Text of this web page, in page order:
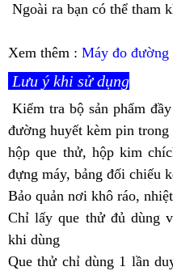
Ngoài ra bạn có thể tham
Xem thêm : Máy đo đường
Lưu ý khi sử dụng
Kiểm tra bộ sản phẩm
đường huyết kèm pin trong
hộp que thử, hộp kim
đựng máy, bảng đối chiếu
Bảo quản nơi khô ráo,
Chỉ lấy que thử đủ dùng
khi dùng
Que thử chỉ dùng 1 lần